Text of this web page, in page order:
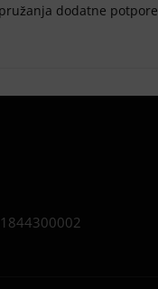
dodatne potpore